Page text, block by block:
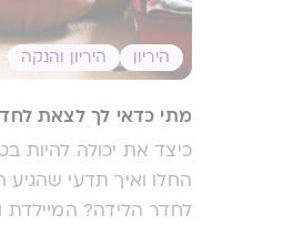
היריון היריון והנקה
מתי כדאי לך לצאת
כיצד את יכולה להיות
החלו ואיך תדעי
לחדר הלידה? המיילדת